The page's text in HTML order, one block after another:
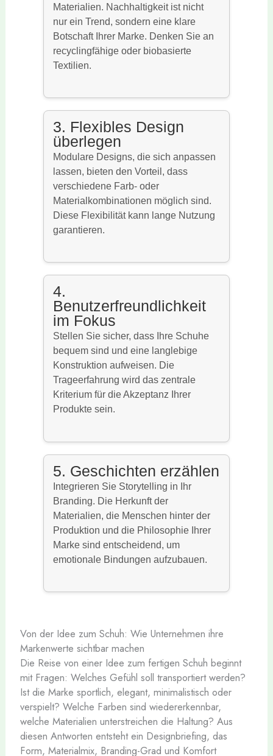
Materialien. Nachhaltigkeit ist nicht
nur ein Trend, sondern eine klare
Botschaft Ihrer Marke. Denken Sie an
recyclingfähige oder biobasierte
Textilien.
3. Flexibles Design
überlegen
Modulare Designs, die sich anpassen
lassen, bieten den Vorteil, dass
verschiedene Farb- oder
Materialkombinationen möglich sind.
Diese Flexibilität kann lange Nutzung
garantieren.
4.
Benutzerfreundlichkeit
im Fokus
Stellen Sie sicher, dass Ihre Schuhe
bequem sind und eine langlebige
Konstruktion aufweisen. Die
Trageerfahrung wird das zentrale
Kriterium für die Akzeptanz Ihrer
Produkte sein.
5. Geschichten erzählen
Integrieren Sie Storytelling in Ihr
Branding. Die Herkunft der
Materialien, die Menschen hinter der
Produktion und die Philosophie Ihrer
Marke sind entscheidend, um
emotionale Bindungen aufzubauen.
Von der Idee zum Schuh: Wie Unternehmen ihre
Markenwerte sichtbar machen
Die Reise von einer Idee zum fertigen Schuh beginnt
mit Fragen: Welches Gefühl soll transportiert werden?
Ist die Marke sportlich, elegant, minimalistisch oder
verspielt? Welche Farben sind wiedererkennbar,
welche Materialien unterstreichen die Haltung? Aus
diesen Antworten entsteht ein Designbriefing, das
Form, Materialmix, Branding-Grad und Komfort